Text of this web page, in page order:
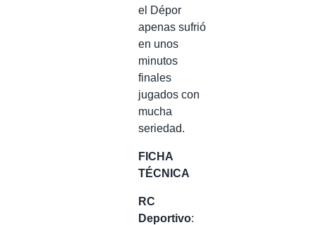
el Dépor
apenas sufrió
en unos
minutos
finales
jugados con
mucha
seriedad.
FICHA
TÉCNICA
RC
Deportivo: